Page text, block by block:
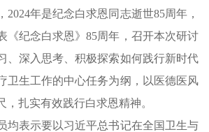
2024年是纪念白求恩同志逝世85周年，
《纪念白求恩》85周年，召开本次研讨
、深入思考、积极探索如何践行新时代
卫生工作的中心任务为纲，以医德医风
，扎实有效践行白求恩精神。
均表示要以习近平总书记在全国卫生与